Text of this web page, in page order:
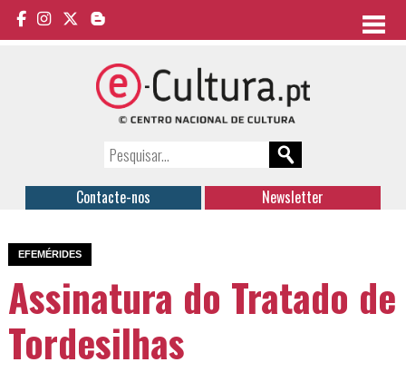
Contacte-nos Newsletter
EFEMÉRIDES
Assinatura do Tratado de
Tordesilhas